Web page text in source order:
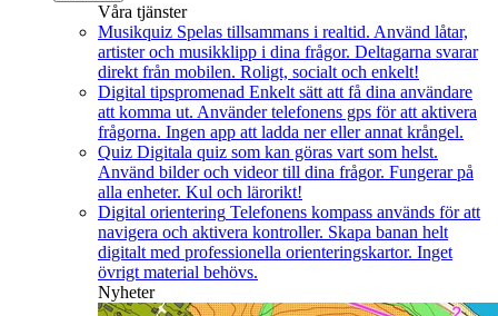
Våra tjänster
Musikquiz Spelas tillsammans i realtid. Använd låtar,
artister och musikklipp i dina frågor. Deltagarna svarar
direkt från mobilen. Roligt, socialt och enkelt!
Digital tipspromenad Enkelt sätt att få dina användare
att komma ut. Använder telefonens gps för att aktivera
frågorna. Ingen app att ladda ner eller annat krångel.
Quiz Digitala quiz som kan göras vart som helst.
Använd bilder och videor till dina frågor. Fungerar på
alla enheter. Kul och lärorikt!
Digital orientering Telefonens kompass används för att
navigera och aktivera kontroller. Skapa banan helt
digitalt med professionella orienteringskartor. Inget
övrigt material behövs.
Nyheter